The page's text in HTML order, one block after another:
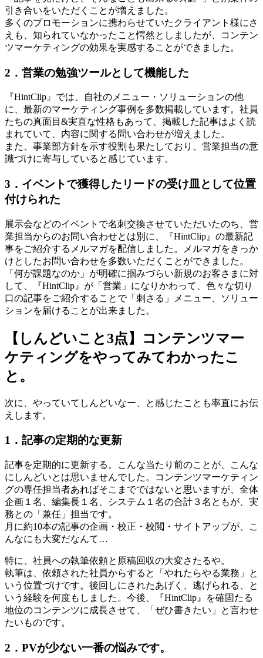
引き合いをいただくことが増えました。
多くのプロモーションに携わらせていたクライアント様にさ
えも、知られていなかったこと愕然としましたが、コンテン
ツマーケティングの効果を実感することができました。
2．営業の勉強ツールとして機能した
『HintClip』では、自社のメニュー・ソリューションの他
に、最新のマーケティング事例を多数掲載しています。社員
たちの真面目&実直な性格もあって、掲載した記事はよく読
まれていて、内容に関する問い合わせが増えました。
また、事業部方針を示す役割も果たしており、営業担当の意
識づけに寄与していると感じています。
3．イベントで獲得したリードの受け皿として位置
付けられた
展示会などのイベントで名刺交換させていただいたのち、営
業担当からのお問い合わせとは別に、『HintClip』の最新記
事をご紹介するメルマガを配信しました。メルマガをきっか
けとしたお問い合わせを多数いただくことができました。
「何が課題なのか」が明確に掴みづらい新規のお客さまに対
して、『HintClip』が「営業」になりかわって、色々な切り
口の記事をご紹介することで「刺さる」メニュー、ソリュー
ションを届けることが出来ました。
【しんどいこと3点】コンテンツマー
ケティングをやってみてわかったこ
と。
次に、やっていてしんどいなー、と感じたことも率直にお伝
えします。
1．記事の定期的な更新
記事を定期的に更新する。こんな当たり前のことが、こんな
にしんどいとは思いませんでした。コンテンツマーケティン
グの専任担当者あればそこまでではないと思いますが、全体
企画１名、編集長１名、システム１名の合計３名ともが、実
務との「兼任」担当です。
月に約10本の記事の企画・校正・校閲・サイトアップが、こ
んなにも大変だなんて…
特に、社員への執筆依頼と原稿回収の大変さたるや。
執筆は、依頼された社員からすると「やれたらやる業務」と
いう位置づけです。後回しにされたあげく、逃げられる、と
いう経験を何度もしました。今後、『HintClip』を確固たる
地位のコンテンツに成長させて、「ぜひ書きたい」と言わせ
たいものです。
2．PVが少ない一番の悩みです。